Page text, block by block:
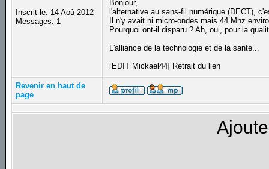
Inscrit le: 14 Aoû 2012
Messages: 1
Bonjour,
l'alternative au sans-fil numérique (DECT),
Il n'y avait ni micro-ondes mais 44 Mhz
Pourquoi ont-il disparu ? Ah, oui, pour la
L'alliance de la technologie et de la santé...
[EDIT Mickael44] Retrait du lien
Revenir en haut de
page